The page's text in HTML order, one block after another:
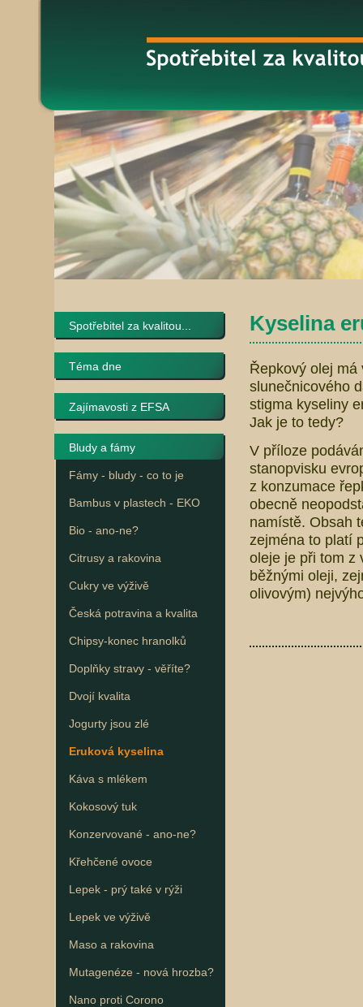
Spotřebitel za kvalitou...
Téma dne
Zajímavosti z EFSA
Bludy a fámy
Fámy - bludy - co to je
Bambus v plastech - EKO
Bio - ano-ne?
Citrusy a rakovina
Cukry ve výživě
Česká potravina a kvalita
Chipsy-konec hranolků
Doplňky stravy - věříte?
Dvojí kvalita
Jogurty jsou zlé
Eruková kyselina
Káva s mlékem
Kokosový tuk
Konzervované - ano-ne?
Křehčené ovoce
Lepek - prý také v rýži
Lepek ve výživě
Maso a rakovina
Mutagenéze - nová hrozba?
Nano proti Corono
Kyselina
Řepkový olej
slunečnicového
stigma kyseliny
Jak je to tedy?
V příloze
stanopvisku
z konzumace
obecně
namístě. Obsah
zejména to platí
oleje je při tom z
běžnými oleji,
olivovým)